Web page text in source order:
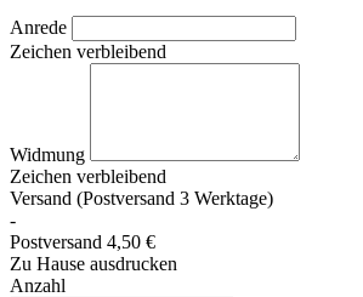
Anrede
Zeichen verbleibend
Widmung
Zeichen verbleibend
Versand (Postversand 3 Werktage)
-
Postversand 4,50 €
Zu Hause ausdrucken
Anzahl